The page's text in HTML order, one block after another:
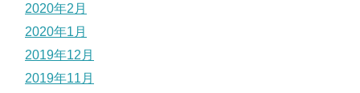
2020年2月
2020年1月
2019年12月
2019年11月